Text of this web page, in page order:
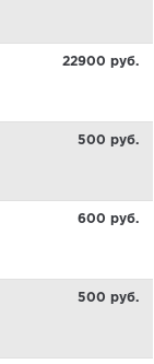
22900 pуб.
500 pуб.
600 pуб.
500 pуб.